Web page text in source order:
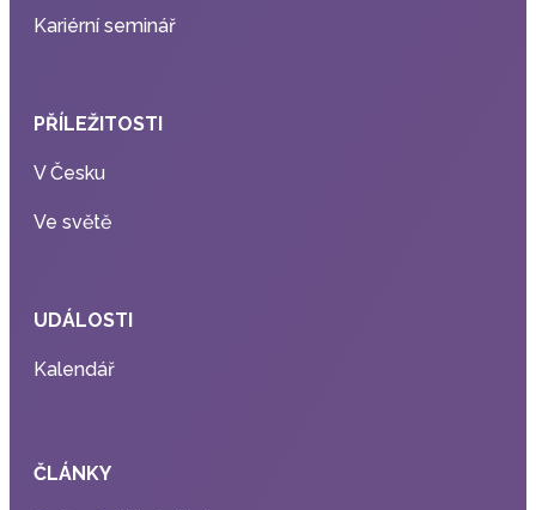
Kariérní seminář
PŘÍLEŽITOSTI
V Česku
Ve světě
UDÁLOSTI
Kalendář
ČLÁNKY